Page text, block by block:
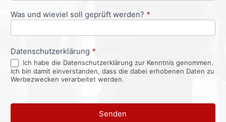
Was und wieviel soll geprüft werden? *
Datenschutzerklärung *
Ich habe die Datenschutzerklärung zur Kenntnis genommen.
Ich bin damit einverstanden, dass die dabei erhobenen Daten zu
Werbezwecken verarbeitet werden.
Senden